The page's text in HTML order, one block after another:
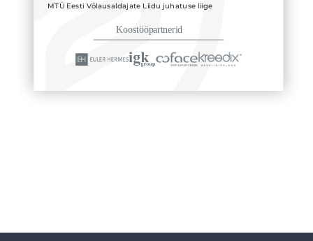
MTÜ Eesti Võlausaldajate Liidu juhatuse liige